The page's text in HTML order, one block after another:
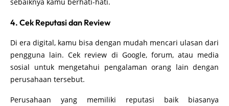
4. Cek Reputasi dan Review
Di era digital, kamu bisa dengan mudah mencari ulasan dari
pengguna lain. Cek review di Google, forum, atau media
sosial untuk mengetahui pengalaman orang lain dengan
perusahaan tersebut.
Perusahaan yang memiliki reputasi baik biasanya